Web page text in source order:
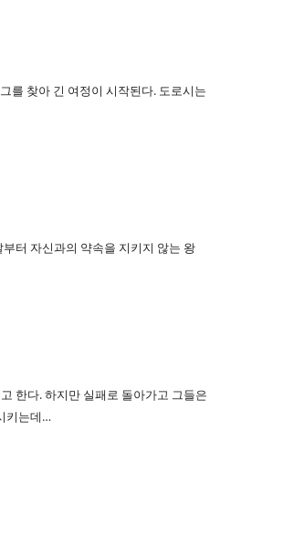
를 찾아 긴 여정이 시작된다. 도로시는
터 자신과의 약속을 지키지 않는 왕
한다. 하지만 실패로 돌아가고 그들은
키는데…